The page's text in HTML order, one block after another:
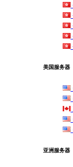
美国服务器
亚洲服务器